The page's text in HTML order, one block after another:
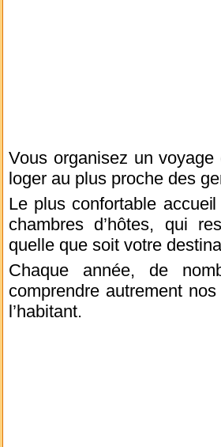
Vous organisez un
loger au plus proche des
Le plus confortable
chambres d’hôtes, qui
quelle que soit votre
Chaque année, de
comprendre autrement
l’habitant.